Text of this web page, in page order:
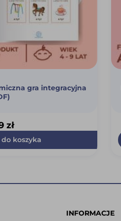
gra integracyjna
zł
koszyka
INFORMACJE